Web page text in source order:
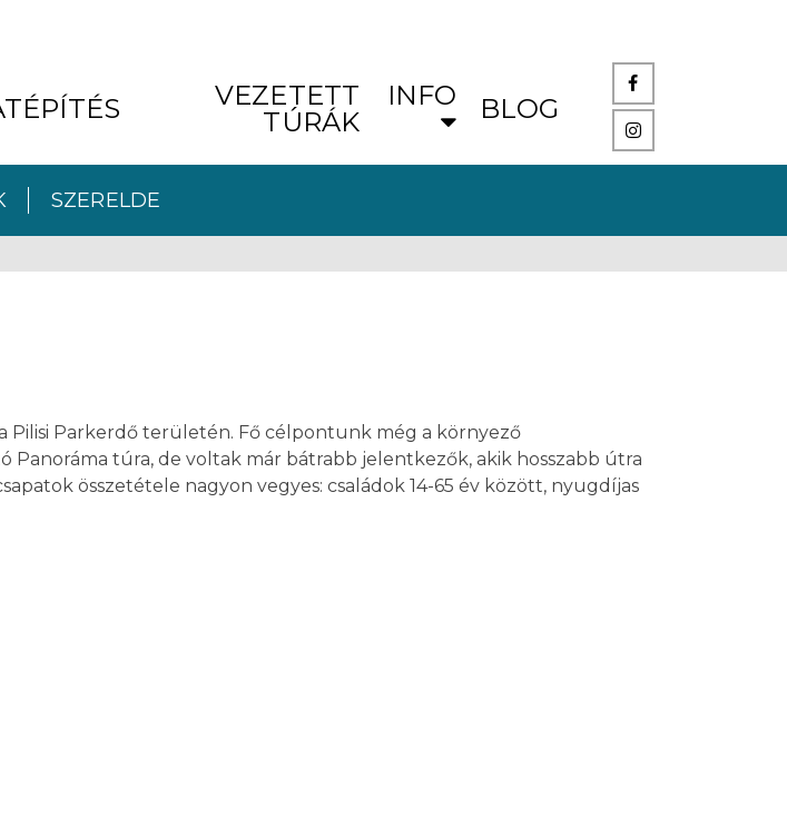
VEZETETT
TÚRÁK
INFO BLOG
SZERELDE
Pilisi Parkerdő területén. Fő célpontunk még a környező
Panoráma túra, de voltak már bátrabb jelentkezők, akik hosszabb útra
összetétele nagyon vegyes: családok 14-65 év között, nyugdíjas